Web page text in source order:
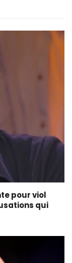
pour viol
qui